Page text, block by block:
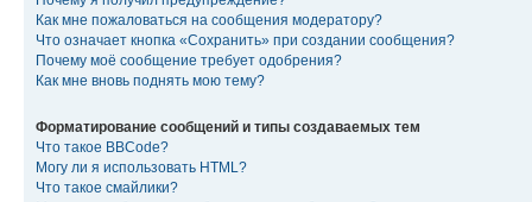
Как мне пожаловаться на сообщения модератору?
Что означает кнопка «Сохранить» при создании сообщения?
Почему моё сообщение требует одобрения?
Как мне вновь поднять мою тему?
Форматирование сообщений и типы создаваемых тем
Что такое BBCode?
Могу ли я использовать HTML?
Что такое смайлики?